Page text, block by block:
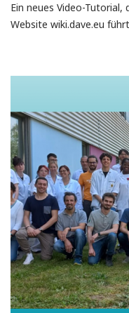
Ein neues Video-Tutorial,
Website wiki.dave.eu führt